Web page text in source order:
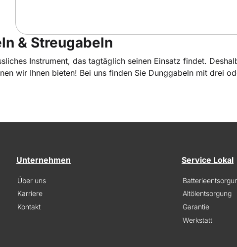
& Streugabeln
Instrument, das tagtäglich seinen Einsatz findet.
wir Ihnen bieten! Bei uns finden Sie Dunggabeln mit drei
Unternehmen
Über uns
Karriere
Kontakt
Service Lokal
Altölentsorgung
Garantie
Werkstatt